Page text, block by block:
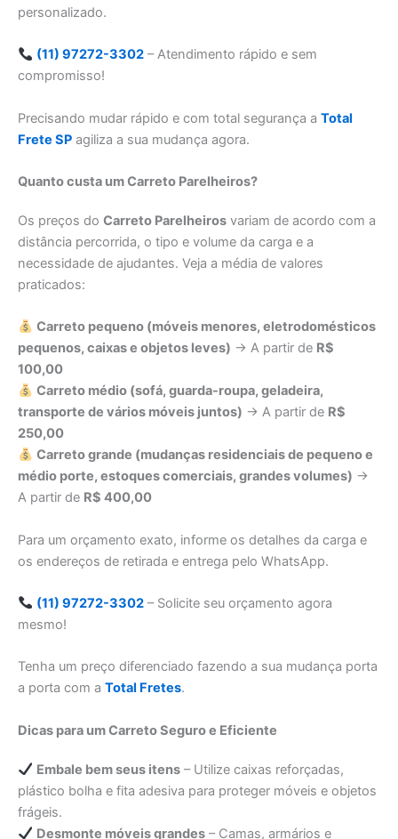
personalizado.
(11) 97272-3302– Atendimento rápido e sem
compromisso!
Precisando mudar rápido e com total segurança a Total
Frete SP agiliza a sua mudança agora.
Quanto custa um Carreto Parelheiros?
Os preços do Carreto Parelheiros variam de acordo com a
distância percorrida, o tipo e volume da carga e a
necessidade de ajudantes. Veja a média de valores
praticados:
Carreto pequeno (móveis menores, eletrodomésticos
pequenos, caixas e objetos leves) → A partir de R$
100,00
Carreto médio (sofá, guarda-roupa, geladeira,
transporte de vários móveis juntos) → A partir de R$
250,00
Carreto grande (mudanças residenciais de pequeno e
médio porte, estoques comerciais, grandes volumes) →
A partir de R$ 400,00
Para um orçamento exato, informe os detalhes da carga e
os endereços de retirada e entrega pelo WhatsApp.
(11) 97272-3302– Solicite seu orçamento agora
mesmo!
Tenha um preço diferenciado fazendo a sua mudança porta
a porta com a Total Fretes.
Dicas para um Carreto Seguro e Eficiente
Embale bem seus itens– Utilize caixas reforçadas,
plástico bolha e fita adesiva para proteger móveis e objetos
frágeis.
Desmonte móveis grandes– Camas, armários e